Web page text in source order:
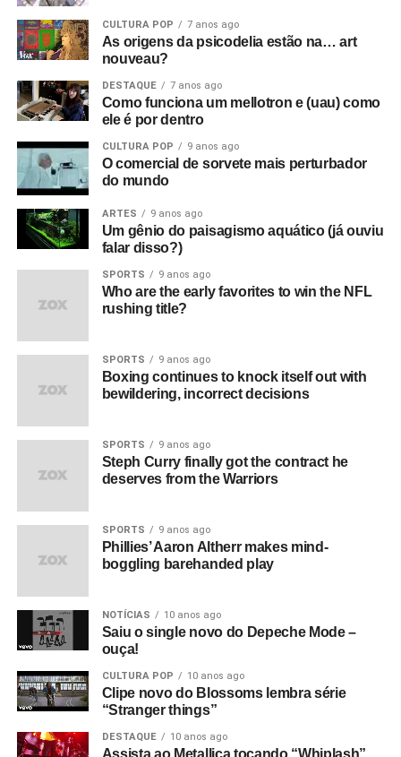
CULTURA POP 7 anos ago
As origens da psicodelia estão na… art
nouveau?
DESTAQUE 7 anos ago
Como funciona um mellotron e (uau) como
ele é por dentro
CULTURA POP 9 anos ago
O comercial de sorvete mais perturbador
do mundo
ARTES 9 anos ago
Um gênio do paisagismo aquático (já ouviu
falar disso?)
SPORTS 9 anos ago
Who are the early favorites to win the NFL
rushing title?
SPORTS 9 anos ago
Boxing continues to knock itself out with
bewildering, incorrect decisions
SPORTS 9 anos ago
Steph Curry finally got the contract he
deserves from the Warriors
SPORTS 9 anos ago
Phillies’ Aaron Altherr makes mind-
boggling barehanded play
NOTÍCIAS 10 anos ago
Saiu o single novo do Depeche Mode –
ouça!
CULTURA POP 10 anos ago
Clipe novo do Blossoms lembra série
“Stranger things”
DESTAQUE 10 anos ago
Assista ao Metallica tocando “Whiplash”